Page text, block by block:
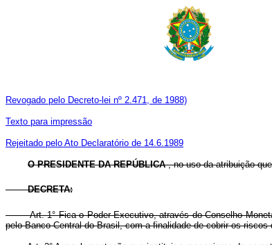
Revogado pelo Decreto-lei nº 2.471, de 1988)
Texto para impressão
Rejeitado pelo Ato Declaratório de 14.6.1989
O PRESIDENTE DA REPÚBLICA, no uso da atribuição
DECRETA:
Art. 1° Fica o Poder Executivo, através do Conselho
pelo Banco Central do Brasil, com a finalidade de cobrir os